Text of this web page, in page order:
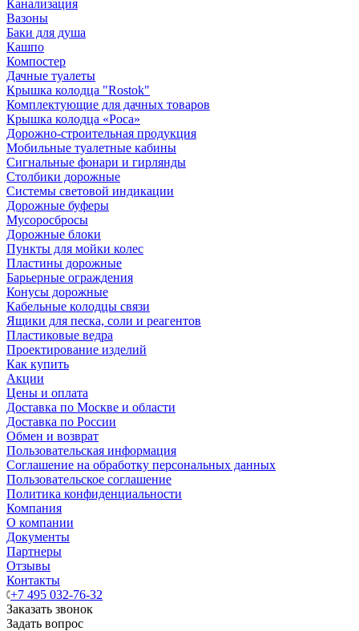
Канализация
Вазоны
Баки для душа
Кашпо
Компостер
Дачные туалеты
Крышка колодца "Rostok"
Комплектующие для дачных товаров
Крышка колодца «Роса»
Дорожно-строительная продукция
Мобильные туалетные кабины
Сигнальные фонари и гирлянды
Столбики дорожные
Системы световой индикации
Дорожные буферы
Мусоросбросы
Дорожные блоки
Пункты для мойки колес
Пластины дорожные
Барьерные ограждения
Конусы дорожные
Кабельные колодцы связи
Ящики для песка, соли и реагентов
Пластиковые ведра
Проектирование изделий
Как купить
Акции
Цены и оплата
Доставка по Москве и области
Доставка по России
Обмен и возврат
Пользовательская информация
Соглашение на обработку персональных данных
Пользовательское соглашение
Политика конфиденциальности
Компания
О компании
Документы
Партнеры
Отзывы
Контакты
+7 495 032-76-32
Заказать звонок
Задать вопрос